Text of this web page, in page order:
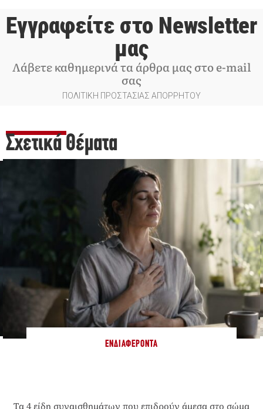
Εγγραφείτε στο Newsletter
μας
Λάβετε καθημερινά τα άρθρα μας στο e-mail
σας
ΠΟΛΙΤΙΚΗ ΠΡΟΣΤΑΣΙΑΣ ΑΠΟΡΡΗΤΟΥ
Σχετικά Θέματα
ΕΝΔΙΑΦΈΡΟΝΤΑ
Τα 4 είδη συναισθημάτων που επιδρούν άμεσα στο σώμα